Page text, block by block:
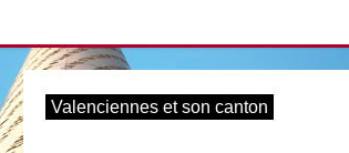
Valenciennes et son canton